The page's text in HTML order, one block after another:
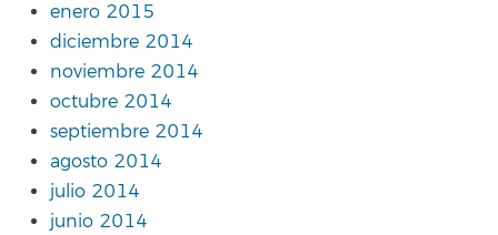
enero 2015
diciembre 2014
noviembre 2014
octubre 2014
septiembre 2014
agosto 2014
julio 2014
junio 2014